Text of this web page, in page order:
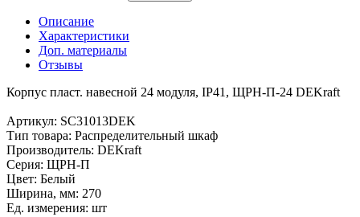
Описание
Характеристики
Доп. материалы
Отзывы
Корпус пласт. навесной 24 модуля, IP41, ЩРН-П-24 DEKraft
Артикул: SC31013DEK
Тип товара: Распределительный шкаф
Производитель: DEKraft
Серия: ЩРН-П
Цвет: Белый
Ширина, мм: 270
Ед. измерения: шт